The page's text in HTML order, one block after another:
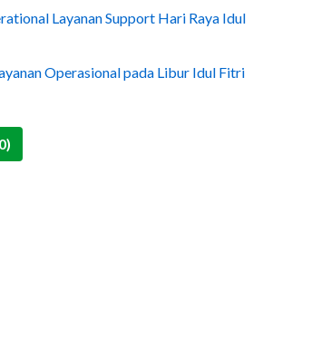
Layanan Support Hari Raya Idul
Operasional pada Libur Idul Fitri